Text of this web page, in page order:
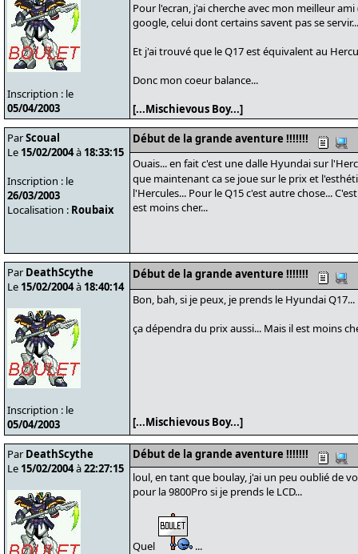
Inscription : le
05/04/2003
Pour l'ecran, j'ai cherche avec mon meilleur
google, celui dont certains savent pas se
Et j'ai trouvé que le Q17 est équivalent au
Donc mon coeur balance...
[...Mischievous Boy...]
ParScoual
Le 15/02/2004à 18:33:15
Inscription : le
26/03/2003
Localisation : Roubaix
Début de la grande aventure !!!!!!!
Ouais... en fait c'est une dalle Hyundai sur
que maintenant ca se joue sur le prix et
l'Hercules... Pour le Q15 c'est autre chose...
est moins cher...
Par DeathScythe
Le 15/02/2004à 18:40:14
Inscription : le
05/04/2003
Début de la grande aventure !!!!!!!
Bon, bah, si je peux, je prends le Hyundai Q17...
ça dépendra du prix aussi... Mais il est moins
[...Mischievous Boy...]
Par DeathScythe
Le 15/02/2004à22:27:15
Début de la grande aventure !!!!!!!
loul, en tant que boulay, j'ai un peu oublié de
pour la 9800Pro si je prends le LCD...
Quel
...